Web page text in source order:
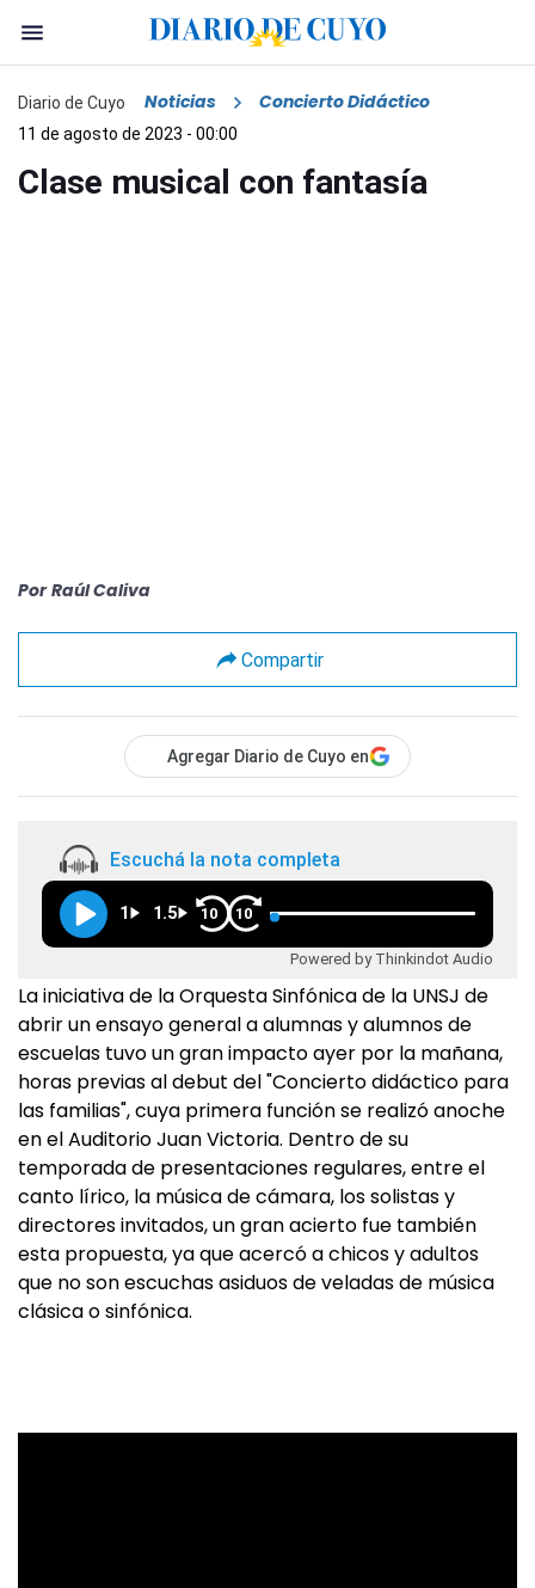
Diario de Cuyo Noticias Concierto Didáctico
11 de agosto de 2023 - 00:00
Clase musical con fantasía
Por Raúl Caliva
Compartir
Agregar Diario de Cuyo en
Escuchá la nota completa
1 1.5 10 10
Powered by Thinkindot Audio
La iniciativa de la Orquesta Sinfónica de la UNSJ de
abrir un ensayo general a alumnas y alumnos de
escuelas tuvo un gran impacto ayer por la mañana,
horas previas al debut del "Concierto didáctico para
las familias", cuya primera función se realizó anoche
en el Auditorio Juan Victoria. Dentro de su
temporada de presentaciones regulares, entre el
canto lírico, la música de cámara, los solistas y
directores invitados, un gran acierto fue también
esta propuesta, ya que acercó a chicos y adultos
que no son escuchas asiduos de veladas de música
clásica o sinfónica.